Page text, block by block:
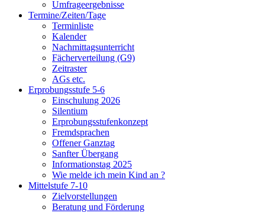
Umfrageergebnisse
Termine/Zeiten/Tage
Terminliste
Kalender
Nachmittagsunterricht
Fächerverteilung (G9)
Zeitraster
AGs etc.
Erprobungsstufe 5-6
Einschulung 2026
Silentium
Erprobungsstufenkonzept
Fremdsprachen
Offener Ganztag
Sanfter Übergang
Informationstag 2025
Wie melde ich mein Kind an ?
Mittelstufe 7-10
Zielvorstellungen
Beratung und Förderung